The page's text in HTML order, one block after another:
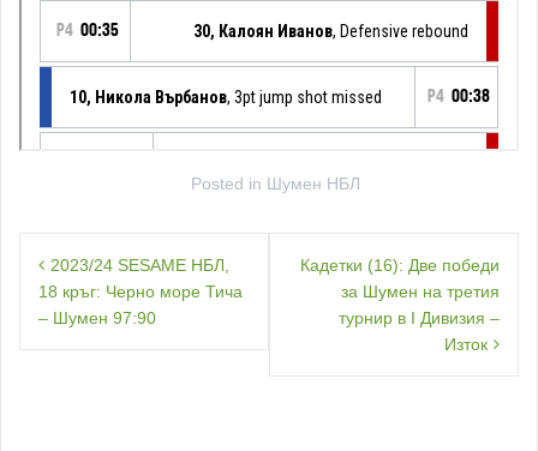
Posted in Шумен НБЛ
Навигация
2023/24 SESAME НБЛ,
18 кръг: Черно море Тича
– Шумен 97:90
Кадетки (16): Две победи
за Шумен на третия
турнир в I Дивизия –
Изток